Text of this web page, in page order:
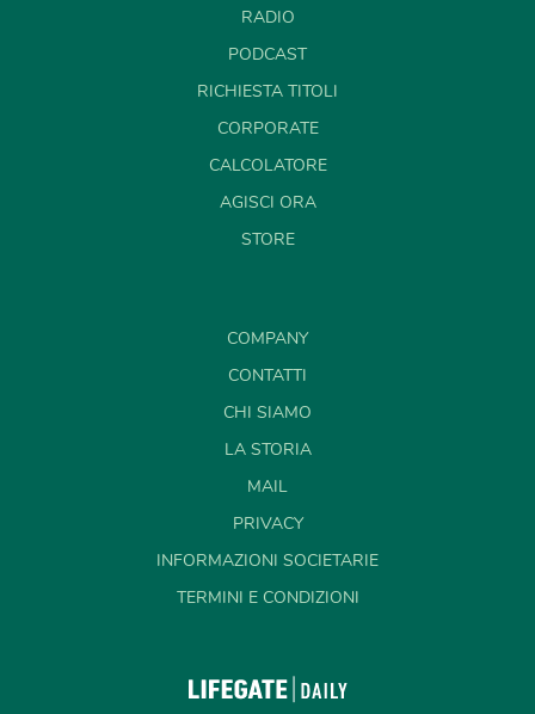
RADIO
PODCAST
RICHIESTA TITOLI
CORPORATE
CALCOLATORE
AGISCI ORA
STORE
COMPANY
CONTATTI
CHI SIAMO
LA STORIA
MAIL
PRIVACY
INFORMAZIONI SOCIETARIE
TERMINI E CONDIZIONI